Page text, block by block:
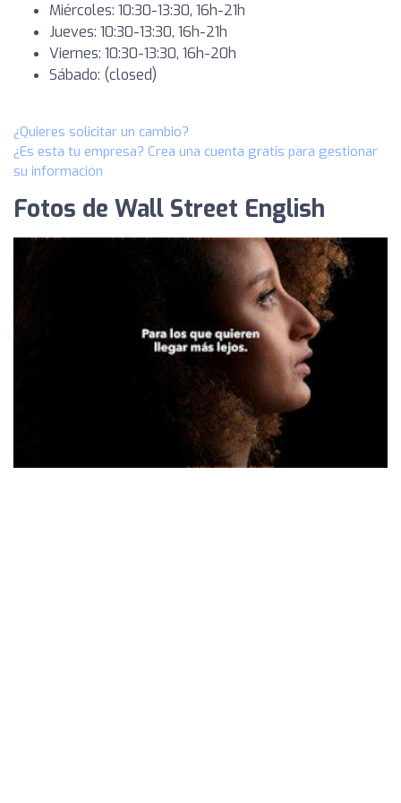
Miércoles: 10:30-13:30, 16h-21h
Jueves: 10:30-13:30, 16h-21h
Viernes: 10:30-13:30, 16h-20h
Sábado: (closed)
¿Quieres solicitar un cambio?
¿Es esta tu empresa? Crea una cuenta gratis para gestionar
su información
Fotos de Wall Street English